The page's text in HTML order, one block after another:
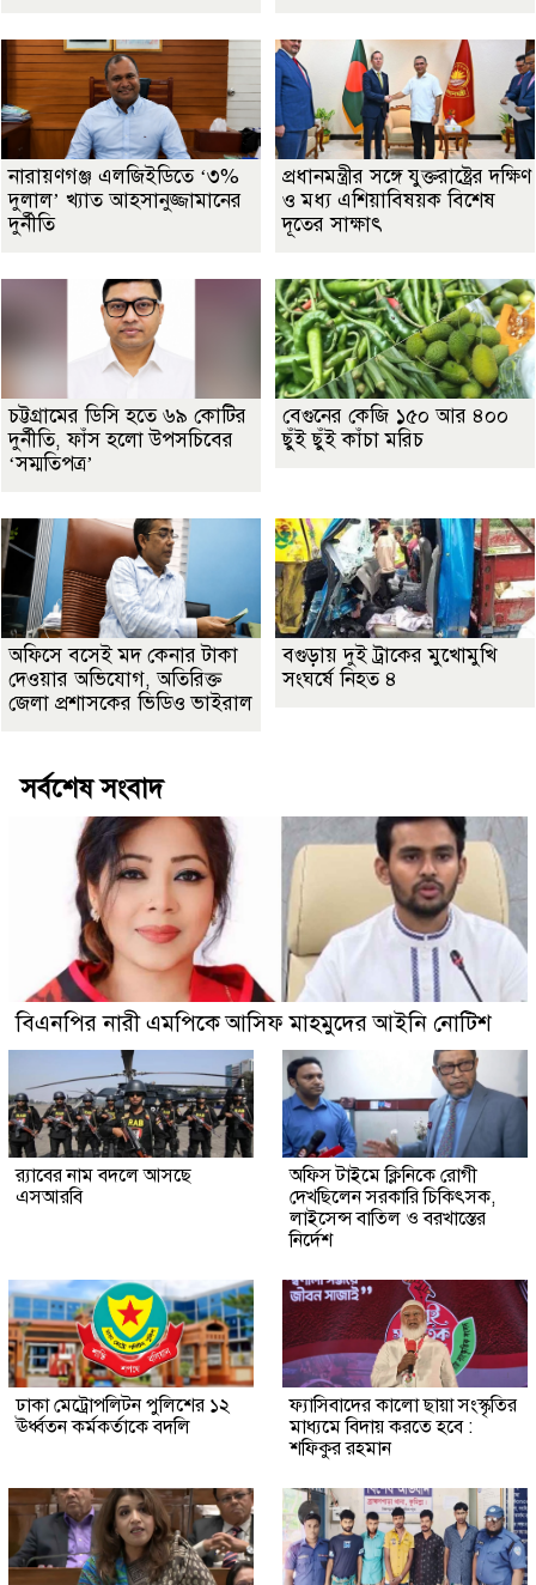
নারায়ণগঞ্জ এলজিইডিতে ‘৩%
দুলাল’ খ্যাত আহসানুজ্জামানের
দুর্নীতি
প্রধানমন্ত্রীর সঙ্গে যুক্তরাষ্ট্রের দক্ষিণ
ও মধ্য এশিয়াবিষয়ক বিশেষ
দূতের সাক্ষাৎ
চট্টগ্রামের ডিসি হতে ৬৯ কোটির
দুর্নীতি, ফাঁস হলো উপসচিবের
‘সম্মতিপত্র’
বেগুনের কেজি ১৫০ আর ৪০০
ছুঁই ছুঁই কাঁচা মরিচ
অফিসে বসেই মদ কেনার টাকা
দেওয়ার অভিযোগ, অতিরিক্ত
জেলা প্রশাসকের ভিডিও ভাইরাল
বগুড়ায় দুই ট্রাকের মুখোমুখি
সংঘর্ষে নিহত ৪
সর্বশেষ সংবাদ
বিএনপির নারী এমপিকে আসিফ মাহমুদের আইনি নোটিশ
র‍্যাবের নাম বদলে আসছে
এসআরবি
অফিস টাইমে ক্লিনিকে রোগী
দেখছিলেন সরকারি চিকিৎসক,
লাইসেন্স বাতিল ও বরখাস্তের
নির্দেশ
ঢাকা মেট্রোপলিটন পুলিশের ১২
ঊর্ধ্বতন কর্মকর্তাকে বদলি
ফ্যাসিবাদের কালো ছায়া সংস্কৃতির
মাধ্যমে বিদায় করতে হবে :
শফিকুর রহমান